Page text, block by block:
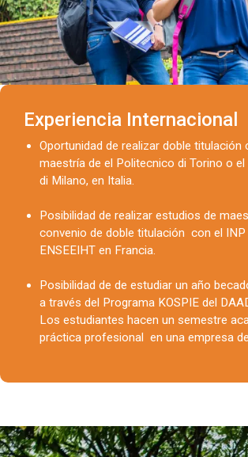
Experiencia Internacional
Oportunidad de realizar doble titulación
maestría de el Politecnico di Torino o
di Milano, en Italia.
Posibilidad de realizar estudios de
convenio de doble titulación con el INP
ENSEEIHT en Francia.
Posibilidad de de estudiar un año
a través del Programa KOSPIE del
Los estudiantes hacen un semestre
práctica profesional en una empresa